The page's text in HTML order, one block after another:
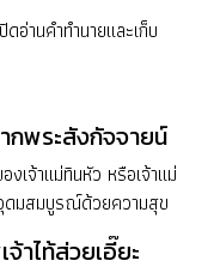
อ่านคำทำนายและเก็บ
กพระสังกัจจายน์
เจ้าแม่ทินหัว หรือเจ้าแม่
ดมสมบูรณ์ด้วยความสุข
าไท้ส่วยเอี๊ยะ